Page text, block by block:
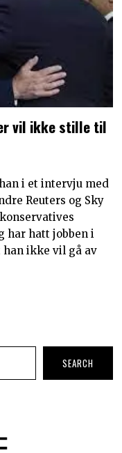
vil ikke stille til
i et intervju med
Reuters og Sky
har hatt jobben i
han ikke vil gå av
SEARCH